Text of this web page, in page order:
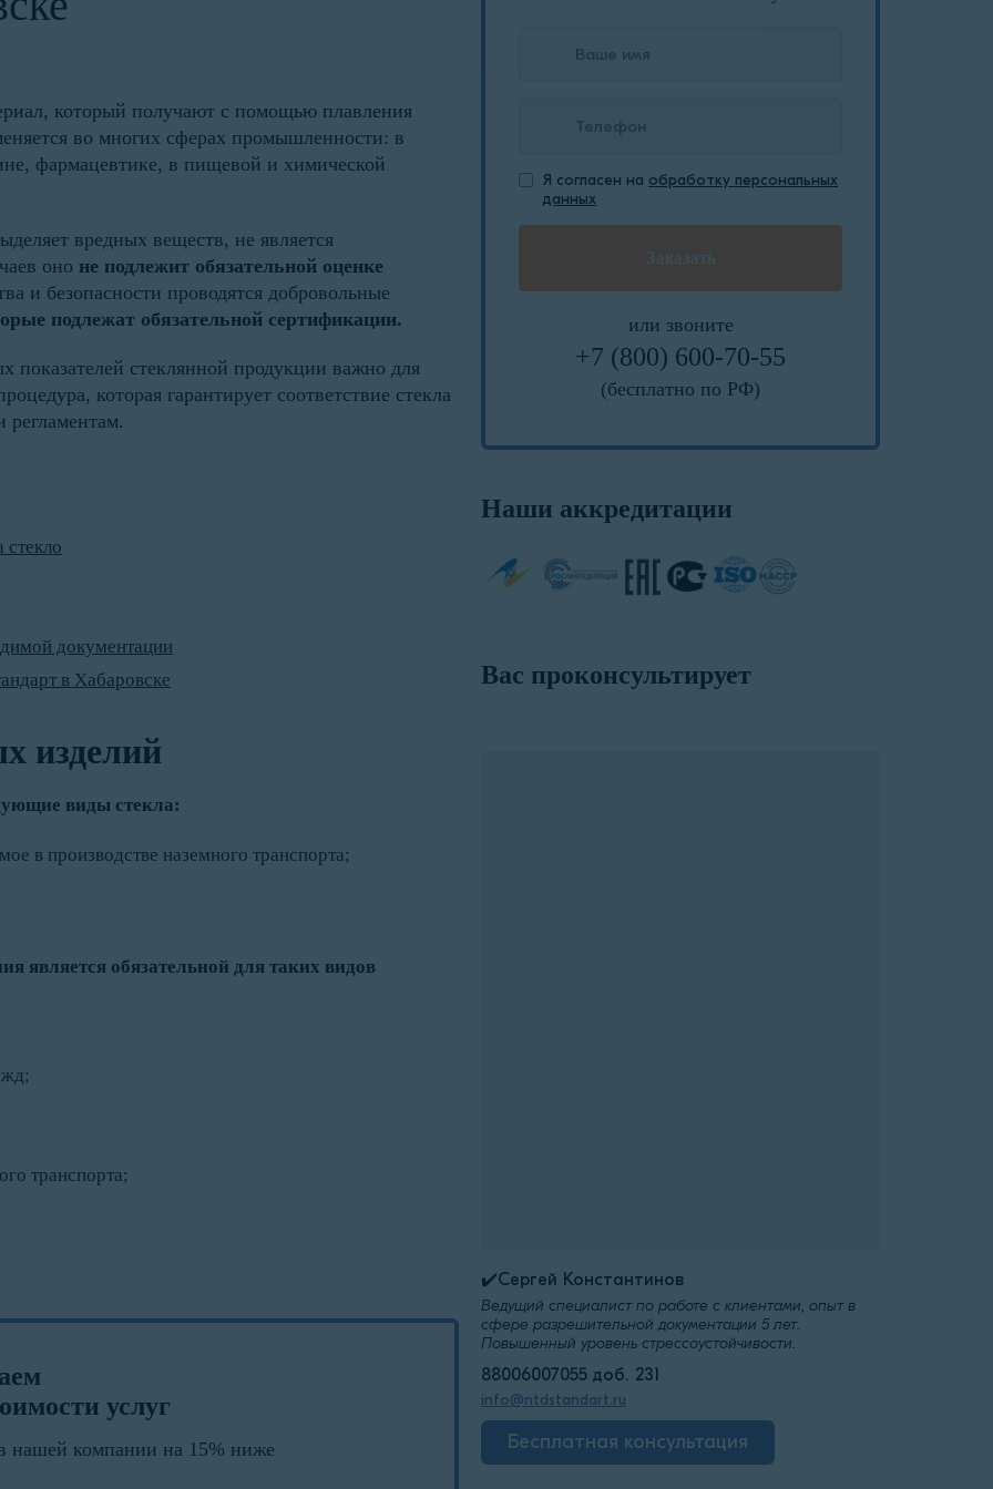
который получают с помощью плавления
во многих сферах промышленности: в
фармацевтике, в пищевой и химической
вредных веществ, не является
оно не подлежит обязательной оценке
и безопасности проводятся добровольные
подлежат обязательной сертификации.
показателей стеклянной продукции важно для
которая гарантирует соответствие стекла
регламентам.
документации
в Хабаровске
изделий
виды стекла:
в производстве наземного транспорта;
является обязательной для таких видов
транспорта;
услуг
нашей компании на 15% ниже
Я согласен на обработку персональных
данных
или звоните
+7 (800) 600-70-55
(бесплатно по РФ)
Наши аккредитации
Вас проконсультирует
✔️Сергей Константинов
Ведущий специалист по работе с клиентами, опыт в
сфере разрешительной документации 5 лет.
Повышенный уровень стрессоустойчивости.
88006007055 доб. 231
info@ntdstandart.ru
Бесплатная консультация